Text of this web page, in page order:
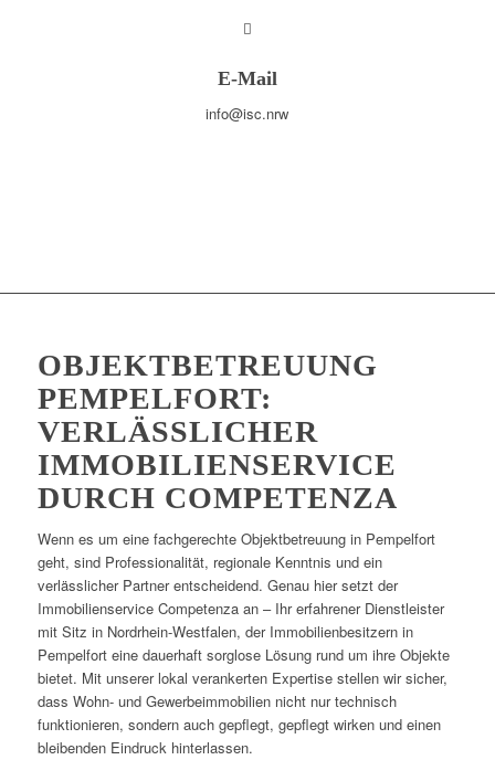
E-Mail
info@isc.nrw
OBJEKTBETREUUNG
PEMPELFORT:
VERLÄSSLICHER
IMMOBILIENSERVICE
DURCH COMPETENZA
Wenn es um eine fachgerechte Objektbetreuung in Pempelfort
geht, sind Professionalität, regionale Kenntnis und ein
verlässlicher Partner entscheidend. Genau hier setzt der
Immobilienservice Competenza an – Ihr erfahrener Dienstleister
mit Sitz in Nordrhein-Westfalen, der Immobilienbesitzern in
Pempelfort eine dauerhaft sorglose Lösung rund um ihre Objekte
bietet. Mit unserer lokal verankerten Expertise stellen wir sicher,
dass Wohn- und Gewerbeimmobilien nicht nur technisch
funktionieren, sondern auch gepflegt, gepflegt wirken und einen
bleibenden Eindruck hinterlassen.